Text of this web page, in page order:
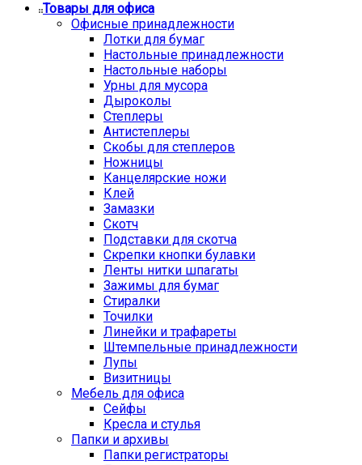
Товары для офиса
Офисные принадлежности
Лотки для бумаг
Настольные принадлежности
Настольные наборы
Урны для мусора
Дыроколы
Степлеры
Антистеплеры
Скобы для степлеров
Ножницы
Канцелярские ножи
Клей
Замазки
Скотч
Подставки для скотча
Скрепки кнопки булавки
Ленты нитки шпагаты
Зажимы для бумаг
Стиралки
Точилки
Линейки и трафареты
Штемпельные принадлежности
Лупы
Визитницы
Мебель для офиса
Сейфы
Кресла и стулья
Папки и архивы
Папки регистраторы